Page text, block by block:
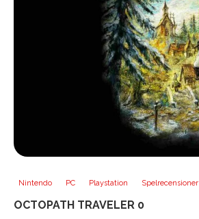
Nintendo PC Playstation Spelrecensioner
OCTOPATH TRAVELER 0